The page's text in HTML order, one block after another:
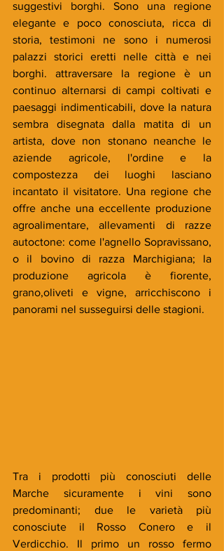
suggestivi borghi. Sono una regione
elegante e poco conosciuta, ricca di
storia, testimoni ne sono i numerosi
palazzi storici eretti nelle città e nei
borghi. attraversare la regione è un
continuo alternarsi di campi coltivati e
paesaggi indimenticabili, dove la natura
sembra disegnata dalla matita di un
artista, dove non stonano neanche le
aziende agricole, l'ordine e la
compostezza dei luoghi lasciano
incantato il visitatore. Una regione che
offre anche una eccellente produzione
agroalimentare, allevamenti di razze
autoctone: come l'agnello Sopravissano,
o il bovino di razza Marchigiana; la
produzione agricola è fiorente,
grano,oliveti e vigne, arricchiscono i
panorami nel susseguirsi delle stagioni.
Tra i prodotti più conosciuti delle
Marche sicuramente i vini sono
predominanti; due le varietà più
conosciute il Rosso Conero e il
Verdicchio. Il primo un rosso fermo